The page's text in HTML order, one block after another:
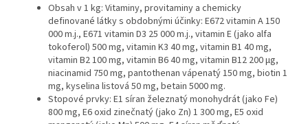
Obsah v 1 kg: Vitaminy, provitaminy a chemicky
definované látky s obdobnými účinky: E672 vitamin A 150
000 m.j., E671 vitamin D3 25 000 m.j., vitamin E (jako alfa
tokoferol) 500 mg, vitamin K3 40 mg, vitamin B1 40 mg,
vitamin B2 100 mg, vitamin B6 40 mg, vitamin B12 200 μg,
niacinamid 750 mg, pantothenan vápenatý 150 mg, biotin 1
mg, kyselina listová 50 mg, betain 5000 mg.
Stopové prvky: E1 síran železnatý monohydrát (jako Fe)
800 mg, E6 oxid zinečnatý (jako Zn) 1 300 mg, E5 oxid